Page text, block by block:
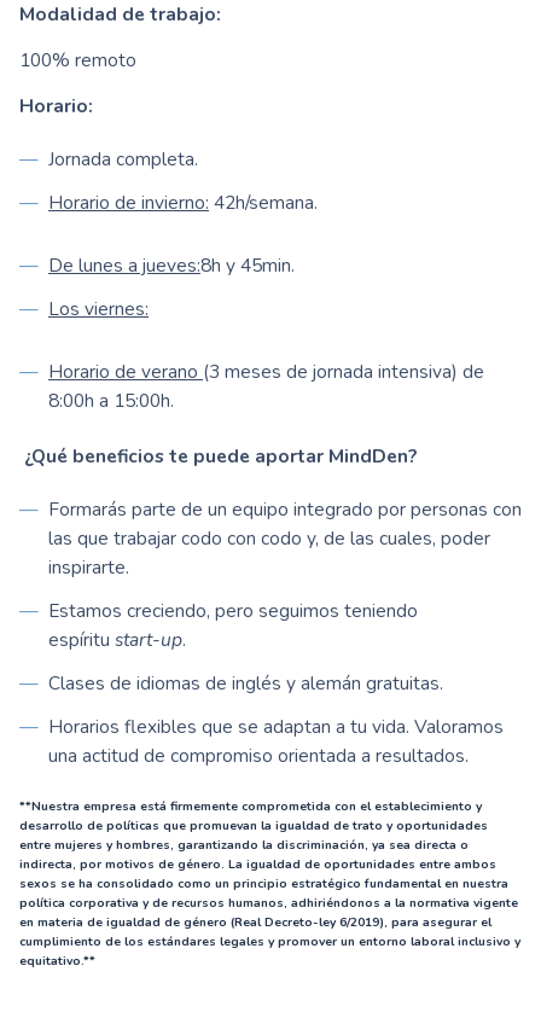
Modalidad de trabajo:
100% remoto
Horario:
Jornada completa.
Horario de invierno: 42h/semana.
De lunes a jueves:8h y 45min.
Los viernes:
Horario de verano (3 meses de jornada intensiva) de
8:00h a 15:00h.
¿Qué beneficios te puede aportar MindDen?
Formarás parte de un equipo integrado por personas con
las que trabajar codo con codo y, de las cuales, poder
inspirarte.
Estamos creciendo, pero seguimos teniendo
espíritu start-up.
Clases de idiomas de inglés y alemán gratuitas.
Horarios flexibles que se adaptan a tu vida. Valoramos
una actitud de compromiso orientada a resultados.
**Nuestra empresa está firmemente comprometida con el establecimiento y
desarrollo de políticas que promuevan la igualdad de trato y oportunidades
entre mujeres y hombres, garantizando la discriminación, ya sea directa o
indirecta, por motivos de género. La igualdad de oportunidades entre ambos
sexos se ha consolidado como un principio estratégico fundamental en nuestra
política corporativa y de recursos humanos, adhiriéndonos a la normativa vigente
en materia de igualdad de género (Real Decreto-ley 6/2019), para asegurar el
cumplimiento de los estándares legales y promover un entorno laboral inclusivo y
equitativo.**